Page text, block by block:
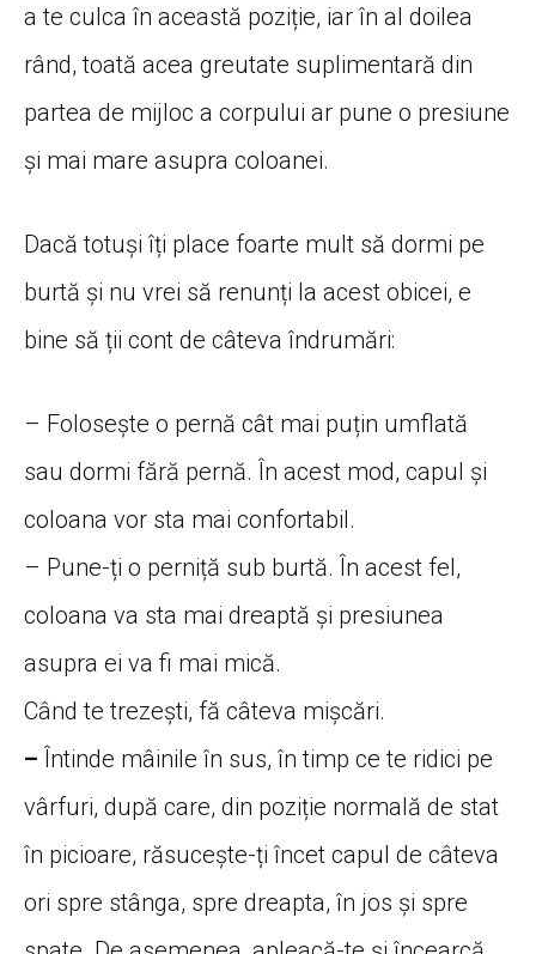
a te culca în această poziție, iar în al doilea
rând, toată acea greutate suplimentară din
partea de mijloc a corpului ar pune o presiune
și mai mare asupra coloanei.
Dacă totuși îți place foarte mult să dormi pe
burtă și nu vrei să renunți la acest obicei, e
bine să ții cont de câteva îndrumări:
– Folosește o pernă cât mai puțin umflată
sau dormi fără pernă. În acest mod, capul și
coloana vor sta mai confortabil.
– Pune-ți o perniță sub burtă. În acest fel,
coloana va sta mai dreaptă și presiunea
asupra ei va fi mai mică.
Când te trezești, fă câteva mișcări.
– Întinde mâinile în sus, în timp ce te ridici pe
vârfuri, după care, din poziție normală de stat
în picioare, răsucește-ți încet capul de câteva
ori spre stânga, spre dreapta, în jos și spre